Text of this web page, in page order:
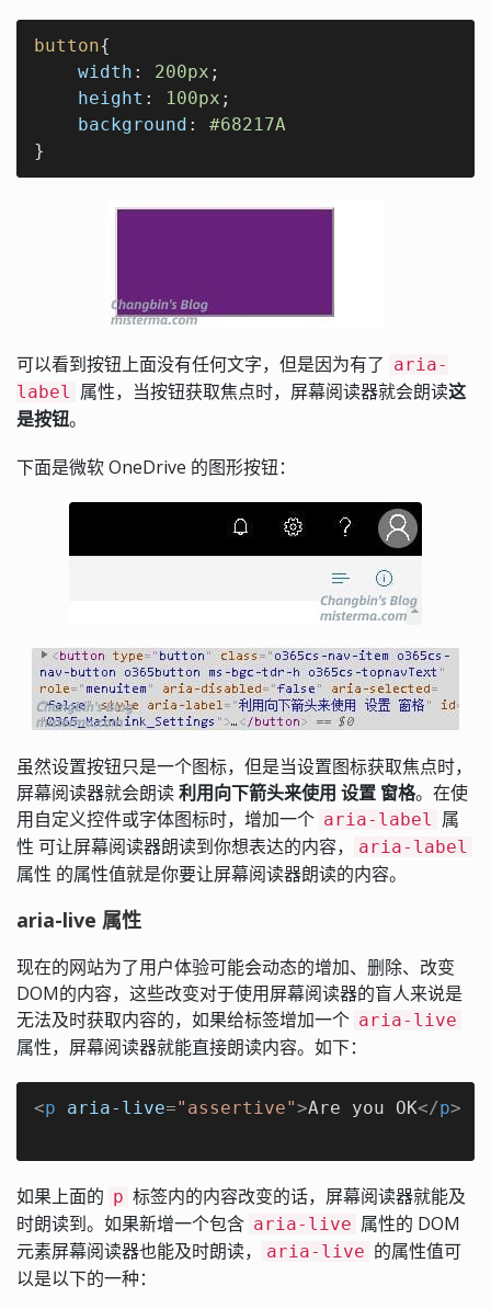
button{
width : 200px ;
height : 100px ;
background : #68217A
}
可以看到按钮上面没有任何文字，但是因为有了 aria-
label 属性，当按钮获取焦点时，屏幕阅读器就会朗读这
是按钮。
下面是微软 OneDrive 的图形按钮：
虽然设置按钮只是一个图标，但是当设置图标获取焦点时，
屏幕阅读器就会朗读利用向下箭头来使用 设置 窗格。在使
用自定义控件或字体图标时，增加一个 aria-label 属
性 可让屏幕阅读器朗读到你想表达的内容，
aria-label
属性 的属性值就是你要让屏幕阅读器朗读的内容。
aria-live 属性
现在的网站为了用户体验可能会动态的增加、删除、改变
DOM的内容，这些改变对于使用屏幕阅读器的盲人来说是
无法及时获取内容的，如果给标签增加一个 aria-live
属性，屏幕阅读器就能直接朗读内容。如下：
<p aria-live="assertive">Are you OK</p>
如果上面的 p 标签内的内容改变的话，屏幕阅读器就能及
时朗读到。如果新增一个包含 aria-live 属性的 DOM
元素屏幕阅读器也能及时朗读，
aria-live 的属性值可
以是以下的一种：